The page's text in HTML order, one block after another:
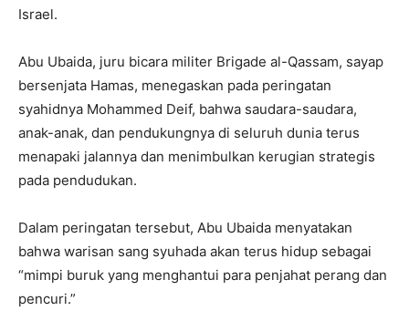
Israel.
Abu Ubaida, juru bicara militer Brigade al-Qassam, sayap
bersenjata Hamas, menegaskan pada peringatan
syahidnya Mohammed Deif, bahwa saudara-saudara,
anak-anak, dan pendukungnya di seluruh dunia terus
menapaki jalannya dan menimbulkan kerugian strategis
pada pendudukan.
Dalam peringatan tersebut, Abu Ubaida menyatakan
bahwa warisan sang syuhada akan terus hidup sebagai
“mimpi buruk yang menghantui para penjahat perang dan
pencuri.”